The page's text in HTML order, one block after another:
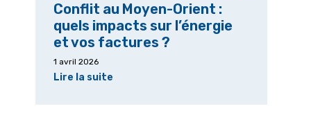
Conflit au Moyen-Orient :
quels impacts sur l’énergie
et vos factures ?
1 avril 2026
Lire la suite